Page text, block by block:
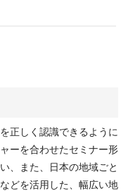
正しく認識できるように
ーを合わせたセミナー形
、また、日本の地域ごと
どを活用した、幅広い地